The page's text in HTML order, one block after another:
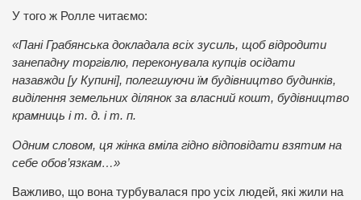
У того ж Ролле читаємо:
«Пані Грабянська докладала всіх зусиль, щоб відродити
занепадну торгівлю, переконувала купців осідати
назавжди [у Купині], полегшуючи їм будівництво будинків,
виділення земельних ділянок за власний кошт, будівництво
крамниць і т. д. і т. п.
Одним словом, ця жінка вміла гідно відповідати взятим на
себе обов’язкам…»
Важливо, що вона турбувалася про усіх людей, які жили на